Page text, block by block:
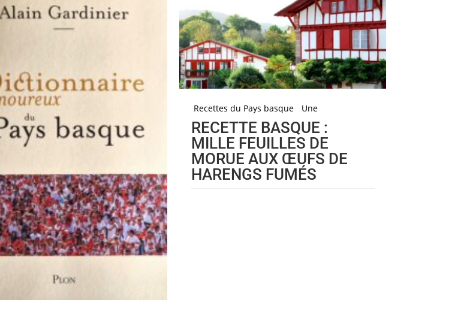
Recettes du Pays basque Une
RECETTE BASQUE :
MILLE FEUILLES DE
MORUE AUX ŒUFS DE
HARENGS FUMÉS